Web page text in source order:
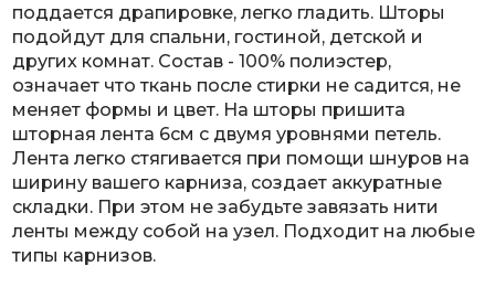
поддается драпировке, легко гладить. Шторы
подойдут для спальни, гостиной, детской и
других комнат. Состав - 100% полиэстер,
означает что ткань после стирки не садится, не
меняет формы и цвет. На шторы пришита
шторная лента 6см с двумя уровнями петель.
Лента легко стягивается при помощи шнуров на
ширину вашего карниза, создает аккуратные
складки. При этом не забудьте завязать нити
ленты между собой на узел. Подходит на любые
типы карнизов.